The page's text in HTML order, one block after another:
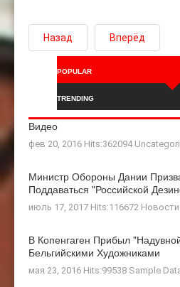
Назад Вперёд
POPULAR
TRENDING
Видео
фев 20, 2016 Hits:362094
Министр Обороны Дании
Поддаваться "российской
июль 17, 2017 Hits:116672 Новости
В Копенгаген Прибыл
Бельгийскими Художниками
мая 23, 2016 Hits:99538 Sample